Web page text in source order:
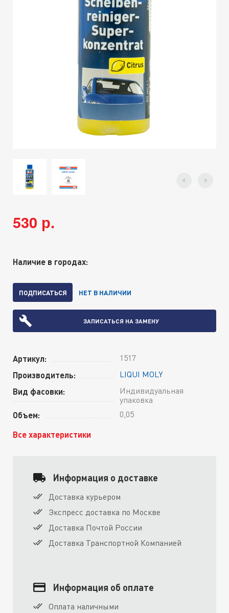
530 р.
Наличие в городах:
ПОДПИСАТЬСЯ НЕТ В НАЛИЧИИ
ЗАПИСАТЬСЯ НА ЗАМЕНУ
Артикул: 1517
Производитель: LIQUI MOLY
Вид фасовки:
Индивидуальная
упаковка
Объем: 0,05
Все характеристики
Информация о доставке
Доставка курьером
Экспресс доставка по Москве
Доставка Почтой России
Доставка Транспортной Компанией
Информация об оплате
Оплата наличными